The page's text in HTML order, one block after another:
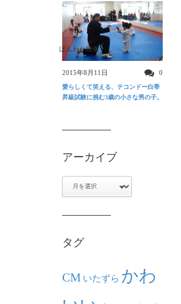
ほんわか映像
2015年8月11日 0
愛らしくて笑える、テコンドー白帯
昇級試験に挑む3歳の小さな男の子。
アーカイブ
タグ
CM いたずら かわ